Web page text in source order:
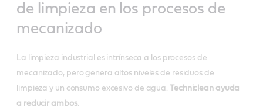
de limpieza en los procesos de
mecanizado
La limpieza industrial es intrínseca a los procesos de
mecanizado, pero genera altos niveles de residuos de
limpieza y un consumo excesivo de agua. Techniclean ayuda
a reducir ambos.